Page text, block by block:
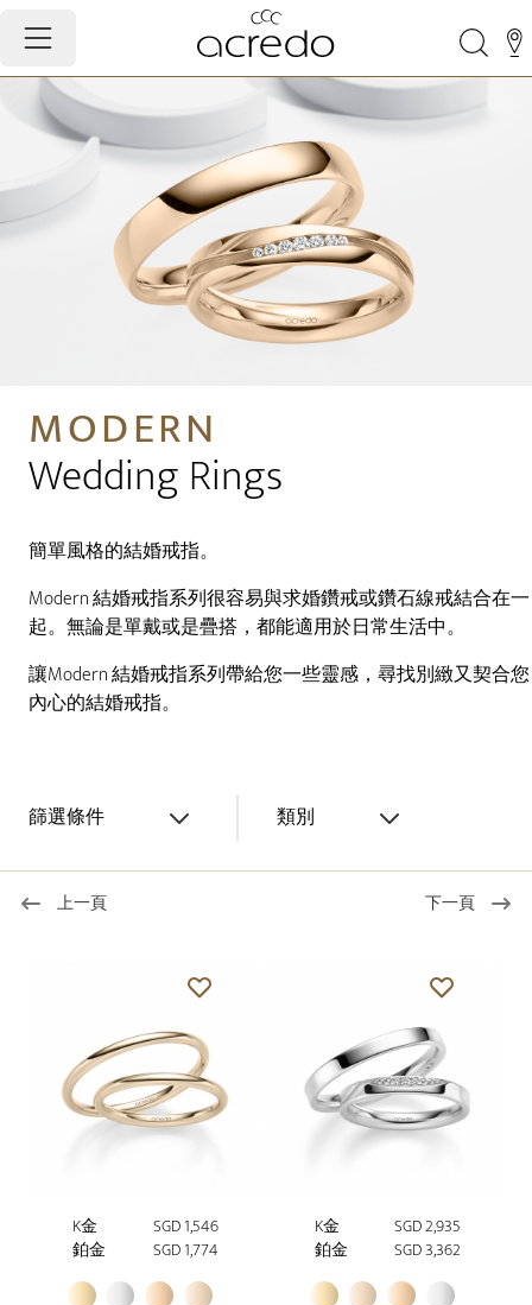
MODERN
Wedding Rings
簡單風格的結婚戒指。
Modern 結婚戒指系列很容易與求婚鑽戒或鑽石線戒結合在一
起。無論是單戴或是疊搭，都能適用於日常生活中。
讓Modern 結婚戒指系列帶給您一些靈感，尋找別緻又契合您
內心的結婚戒指。
篩選條件 類別
上一頁 下一頁
K金
SGD 1,546
鉑金
SGD 1,774
K金
SGD 2,935
鉑金
SGD 3,362